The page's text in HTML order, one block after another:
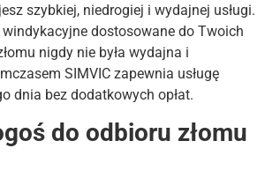
szybkiej, niedrogiej i wydajnej usługi.
dostosowane do Twoich
nigdy nie była wydajna i
SIMVIC zapewnia usługę
dnia bez dodatkowych opłat.
do odbioru złomu